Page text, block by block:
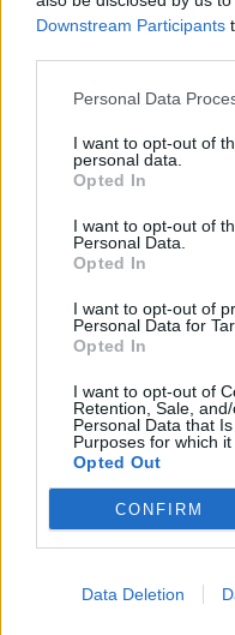
Downstream Participants
Personal Data
I want to opt-out of
personal data.
Opted In
I want to opt-out of
Personal Data.
Opted In
I want to opt-out of
Personal Data for
Opted In
I want to opt-out of
Retention, Sale,
Personal Data that
Purposes for which it
Opted Out
CONFIRM
Data Deletion
Συνδεθείτε για να
LATEST NEWS
ΕΠΙΚΑΙΡΟΤΗΤΑ
Πληρωμές 33,58 εκατ.
ΠΟΔΟΣΦΑΙΡΟ
Αγγλία: Κατηγορείται
GREEK BASKET LEAGUE
Δόξα Λευκάδας:
ΣΠΟΡ
Παγκόσμιο Στίβου
Δανάη Μπακογιάννη
23:13
Παναθηναϊκός: